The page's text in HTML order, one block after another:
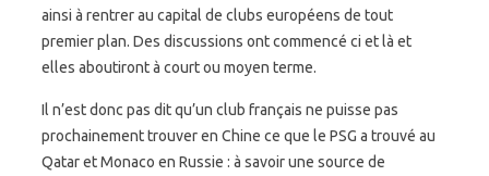
ainsi à rentrer au capital de clubs européens de tout
premier plan. Des discussions ont commencé ci et là et
elles aboutiront à court ou moyen terme.
Il n’est donc pas dit qu’un club français ne puisse pas
prochainement trouver en Chine ce que le PSG a trouvé au
Qatar et Monaco en Russie : à savoir une source de